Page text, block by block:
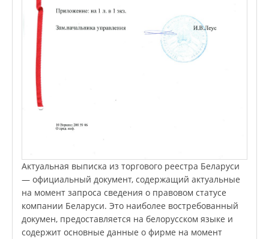
Актуальная выписка из торгового реестра Беларуси
— официальный документ, содержащий актуальные
на момент запроса сведения о правовом статусе
компании Беларуси. Это наиболее востребованный
докумен, предоставляется на белорусском языке и
содержит основные данные о фирме на момент